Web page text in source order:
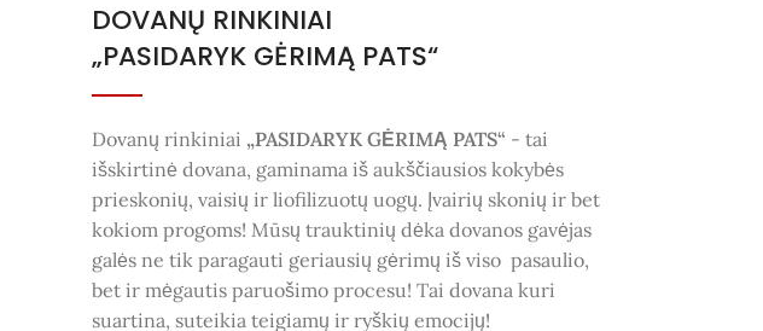
DOVANŲ RINKINIAI
„PASIDARYK GĖRIMĄ PATS“
Dovanų rinkiniai „PASIDARYK GĖRIMĄ PATS“ - tai
išskirtinė dovana, gaminama iš aukščiausios kokybės
prieskonių, vaisių ir liofilizuotų uogų. Įvairių skonių ir bet
kokiom progoms! Mūsų trauktinių dėka dovanos gavėjas
galės ne tik paragauti geriausių gėrimų iš viso pasaulio,
bet ir mėgautis paruošimo procesu! Tai dovana kuri
suartina, suteikia teigiamų ir ryškių emocijų!